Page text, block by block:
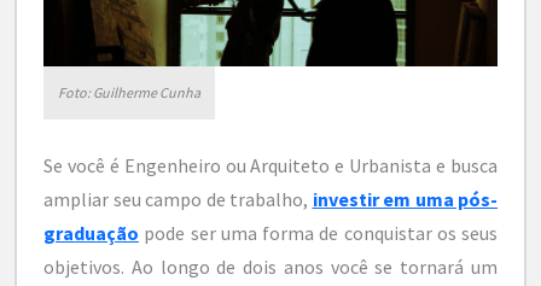
Foto: Guilherme Cunha
Se você é Engenheiro ou Arquiteto e Urbanista e busca
ampliar seu campo de trabalho, investir em uma pós-
graduação pode ser uma forma de conquistar os seus
objetivos. Ao longo de dois anos você se tornará um